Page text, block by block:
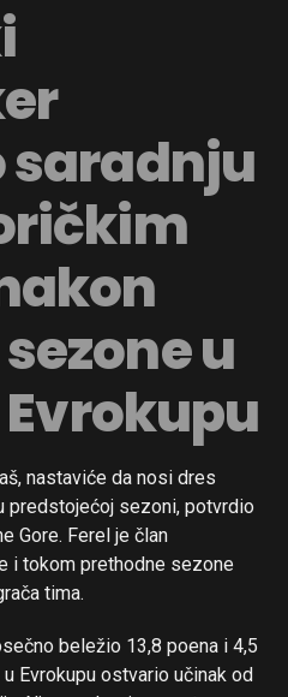
saradnju
u
nastaviće da nosi dres
predstojećoj sezoni, potvrdio
Gore. Ferel je član
i tokom prethodne sezone
tima.
beležio 13,8 poena i 4,5
Evrokupu ostvario učinak od